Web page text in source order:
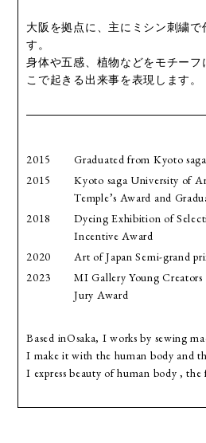
大阪を拠点に、主にミシン刺繍で
す。
身体や五感、植物などをモチーフ
こで起きる出来事を表現します。
2015
Graduated from Kyoto
2015
Kyoto saga University of
Temple’s Award and
2018
Dyeing Exhibition of
Incentive Award
2020
Art of Japan Semi-grand
2023
MI Gallery Young
Jury Award
Based inOsaka, I works by sewing
I make it with the human body and
I express beauty of human body , the